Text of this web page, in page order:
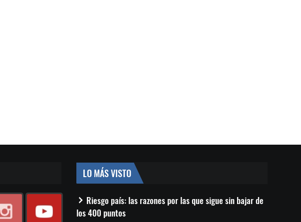
LO MÁS VISTO
Riesgo país: las razones por las que sigue sin bajar de
los 400 puntos